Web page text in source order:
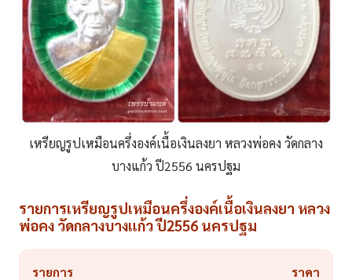
เหรียญรูปเหมือนครึ่งองค์เนื้อเงินลงยา หลวงพ่อคง วัดกลาง
บางแก้ว ปี2556 นครปฐม
รายการเหรียญรูปเหมือนครึ่งองค์เนื้อเงินลงยา หลวง
พ่อคง วัดกลางบางแก้ว ปี2556 นครปฐม
รายการ ราคา